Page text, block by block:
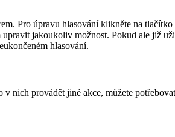
Pro úpravu hlasování klikněte na
jakoukoliv možnost. Pokud ale již
hlasování.
provádět jiné akce, můžete